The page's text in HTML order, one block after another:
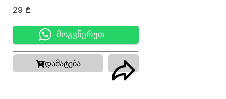
29 ₾
მოგვწერეთ
დამატება